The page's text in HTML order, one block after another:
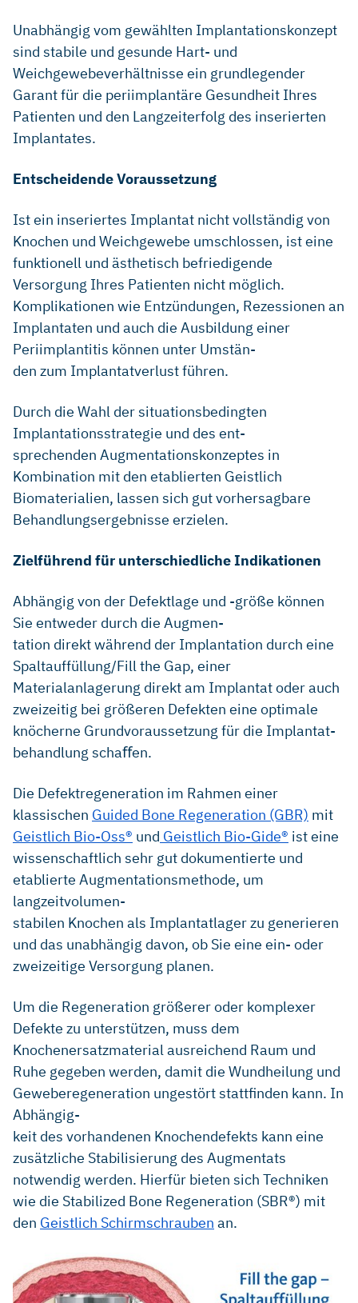
Unabhängig vom gewählten Implantationskonzept
sind stabile und gesunde Hart- und
Weichgewebeverhältnisse ein grundlegender
Garant für die periimplantäre Gesundheit Ihres
Patienten und den Langzeiterfolg des inserierten
Implantates.
Entscheidende Voraussetzung
Ist ein inseriertes Implantat nicht vollständig von
Knochen und Weichgewebe umschlossen, ist eine
funktionell und ästhetisch befriedigende
Versorgung Ihres Patienten nicht möglich.
Komplikationen wie Entzündungen, Rezessionen an
Implantaten und auch die Ausbildung einer
Periimplantitis können unter Umstän-
den zum Implantatverlust führen.
Durch die Wahl der situationsbedingten
Implantationsstrategie und des ent-
sprechenden Augmentationskonzeptes in
Kombination mit den etablierten Geistlich
Biomaterialien, lassen sich gut vorhersagbare
Behandlungsergebnisse erzielen.
Zielführend für unterschiedliche Indikationen
Abhängig von der Defektlage und -größe können
Sie entweder durch die Augmen-
tation direkt während der Implantation durch eine
Spaltauffüllung/Fill the Gap, einer
Materialanlagerung direkt am Implantat oder auch
zweizeitig bei größeren Defekten eine optimale
knöcherne Grundvoraussetzung für die Implantat-
behandlung schaﬀen.
Die Defektregeneration im Rahmen einer
klassischen Guided Bone Regeneration (GBR) mit
Geistlich Bio-Oss® und Geistlich Bio-Gide® ist eine
wissenschaftlich sehr gut dokumentierte und
etablierte Augmentationsmethode, um
langzeitvolumen-
stabilen Knochen als Implantatlager zu generieren
und das unabhängig davon, ob Sie eine ein- oder
zweizeitige Versorgung planen.
Um die Regeneration größerer oder komplexer
Defekte zu unterstützen, muss dem
Knochenersatzmaterial ausreichend Raum und
Ruhe gegeben werden, damit die Wundheilung und
Geweberegeneration ungestört stattfinden kann. In
Abhängig-
keit des vorhandenen Knochendefekts kann eine
zusätzliche Stabilisierung des Augmentats
notwendig werden. Hierfür bieten sich Techniken
wie die Stabilized Bone Regeneration (SBR®) mit
den Geistlich Schirmschrauben an.